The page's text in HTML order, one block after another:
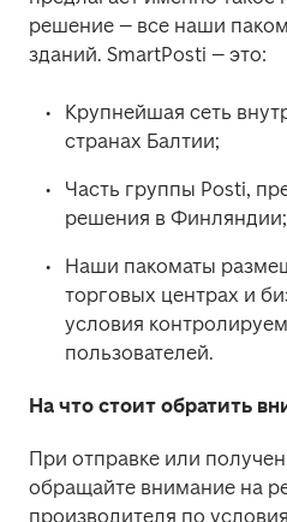
решение – все наши
зданий. SmartPosti – это:
Крупнейшая сеть
странах Балтии;
Часть группы Posti,
решения в Финляндии;
Наши пакоматы
торговых центрах и
условия
пользователей.
На что стоит обратить
При отправке или
обращайте внимание на
производителя по